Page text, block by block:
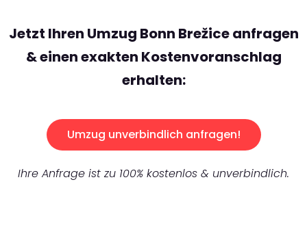
Jetzt Ihren Umzug Bonn Brežice anfragen
& einen exakten Kostenvoranschlag
erhalten:
Umzug unverbindlich anfragen!
Ihre Anfrage ist zu 100% kostenlos & unverbindlich.